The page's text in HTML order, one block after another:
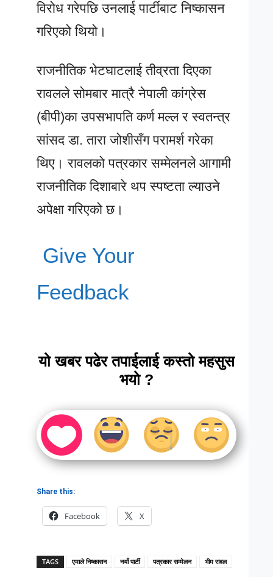
विरोध गरेपछि उनलाई पार्टीबाट निष्कासन
गरिएको थियो।
राजनीतिक भेटघाटलाई तीव्रता दिएका
रावलले सोमबार मात्रै नेपाली कांग्रेस
(बीपी)का उपसभापति कर्ण मल्ल र स्वतन्त्र
सांसद डा. तारा जोशीसँग परामर्श गरेका
थिए। रावलको पत्रकार सम्मेलनले आगामी
राजनीतिक दिशाबारे थप स्पष्टता ल्याउने
अपेक्षा गरिएको छ।
Give Your
Feedback
यो खबर पढेर तपाईलाई कस्तो महसुस
भयो ?
Share this:
Facebook X
TAGS एमाले निष्कासन नयाँ पार्टी पत्रकार सम्मेलन भीम रावल